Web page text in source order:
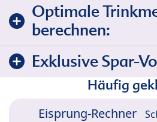
Optimale
berechnen:
Exklusive Spar-
Häufig
Eisprung-Rechner